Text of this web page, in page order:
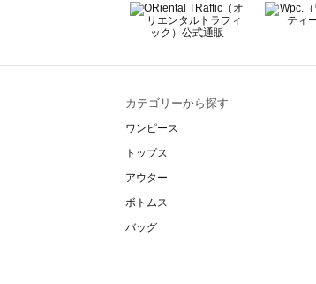
カテゴリーから探す
ワンピース
トップス
アウター
ボトムス
バッグ